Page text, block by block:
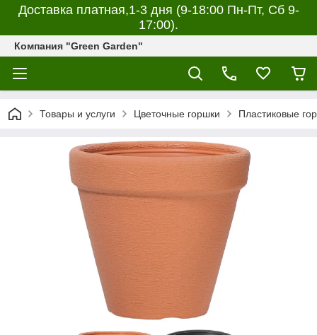
Доставка платная,1-3 дня (9-18:00 Пн-Пт, Сб 9-
17:00).
Компания "Green Garden"
Товары и услуги Цветочные горшки Пластиковые